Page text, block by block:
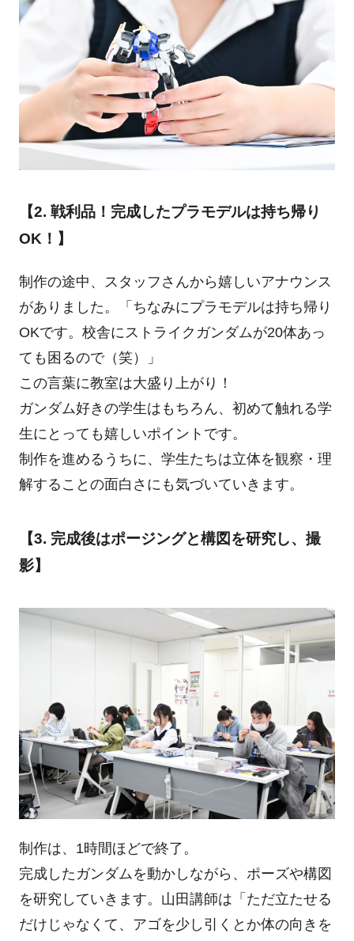
【2. 戦利品！完成したプラモデルは持ち帰り
OK！】
制作の途中、スタッフさんから嬉しいアナウンス
がありました。「ちなみにプラモデルは持ち帰り
OKです。校舎にストライクガンダムが20体あっ
ても困るので（笑）」
この言葉に教室は大盛り上がり！
ガンダム好きの学生はもちろん、初めて触れる学
生にとっても嬉しいポイントです。
制作を進めるうちに、学生たちは立体を観察・理
解することの面白さにも気づいていきます。
【3. 完成後はポージングと構図を研究し、撮
影】
制作は、1時間ほどで終了。
完成したガンダムを動かしながら、ポーズや構図
を研究していきます。山田講師は「ただ立たせる
だけじゃなくて、アゴを少し引くとか体の向きを